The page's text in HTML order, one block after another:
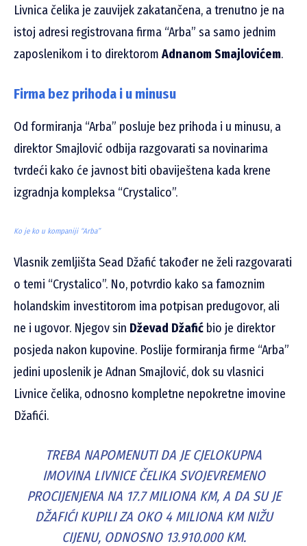
Livnica čelika je zauvijek zakatančena, a trenutno je na
istoj adresi registrovana firma “Arba” sa samo jednim
zaposlenikom i to direktorom Adnanom Smajlovićem.
Firma bez prihoda i u minusu
Od formiranja “Arba” posluje bez prihoda i u minusu, a
direktor Smajlović odbija razgovarati sa novinarima
tvrdeći kako će javnost biti obaviještena kada krene
izgradnja kompleksa “Crystalico”.
Ko je ko u kompaniji “Arba”
Vlasnik zemljišta Sead Džafić također ne želi razgovarati
o temi “Crystalico”. No, potvrdio kako sa famoznim
holandskim investitorom ima potpisan predugovor, ali
ne i ugovor. Njegov sin Dževad Džafić bio je direktor
posjeda nakon kupovine. Poslije formiranja firme “Arba”
jedini uposlenik je Adnan Smajlović, dok su vlasnici
Livnice čelika, odnosno kompletne nepokretne imovine
Džafići.
TREBA NAPOMENUTI DA JE CJELOKUPNA
IMOVINA LIVNICE ČELIKA SVOJEVREMENO
PROCIJENJENA NA 17.7 MILIONA KM, A DA SU JE
DŽAFIĆI KUPILI ZA OKO 4 MILIONA KM NIŽU
CIJENU, ODNOSNO 13.910.000 KM.